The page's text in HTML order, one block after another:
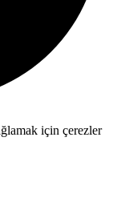
için çerezler